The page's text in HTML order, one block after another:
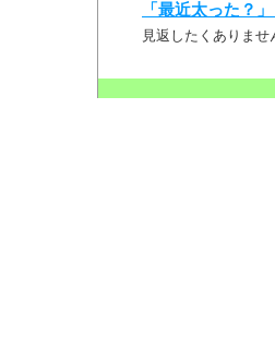
「最近太った？
見返したくありま